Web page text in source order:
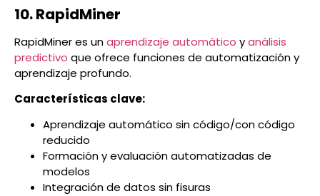
10. RapidMiner
RapidMiner es unaprendizaje automático yanálisis
predictivo que ofrece funciones de automatización y
aprendizaje profundo.
Características clave:
Aprendizaje automático sin código/con código
reducido
Formación y evaluación automatizadas de
modelos
Integración de datos sin fisuras